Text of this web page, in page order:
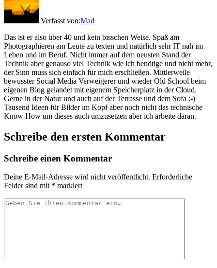
Verfasst von:Mad
Das ist er also über 40 und kein bisschen Weise. Spaß am
Photographieren am Leute zu texten und natürlich sehr IT nah im
Leben und im Beruf. Nicht immer auf dem neusten Stand der
Technik aber genauso viel Technik wie ich benötige und nicht mehr,
der Sinn muss sich einfach für mich erschließen. Mittlerweile
bewusster Social Media Verweigerer und wieder Old School beim
eigenen Blog gelandet mit eigenem Speicherplatz in der Cloud.
Gerne in der Natur und auch auf der Terrasse und dem Sofa :-)
Tausend Ideen für Bilder im Kopf aber noch nicht das technische
Know How um dieses auch umzusetzen aber ich arbeite daran.
Schreibe den ersten Kommentar
Schreibe einen Kommentar
Deine E-Mail-Adresse wird nicht veröffentlicht. Erforderliche
Felder sind mit * markiert
Ihr